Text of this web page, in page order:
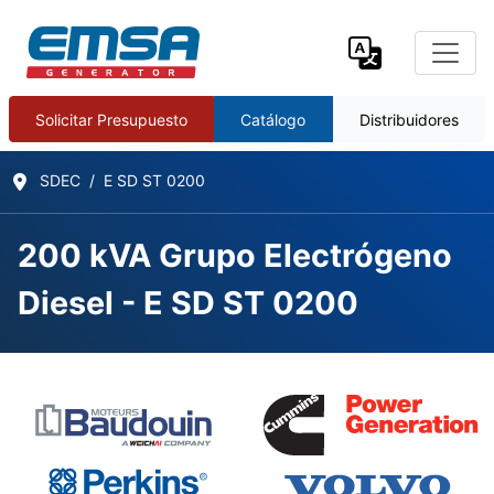
Solicitar Presupuesto Catálogo Distribuidores
SDEC E SD ST 0200
200 kVA Grupo Electrógeno
Diesel - E SD ST 0200